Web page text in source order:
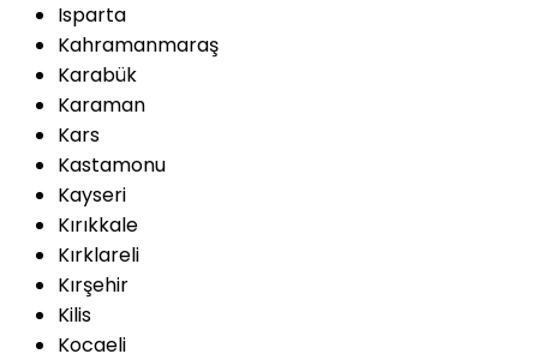
Isparta
Kahramanmaraş
Karabük
Karaman
Kars
Kastamonu
Kayseri
Kırıkkale
Kırklareli
Kırşehir
Kilis
Kocaeli